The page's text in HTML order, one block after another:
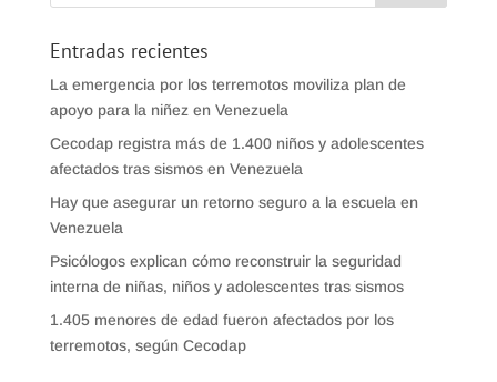
Entradas recientes
La emergencia por los terremotos moviliza plan de
apoyo para la niñez en Venezuela
Cecodap registra más de 1.400 niños y adolescentes
afectados tras sismos en Venezuela
Hay que asegurar un retorno seguro a la escuela en
Venezuela
Psicólogos explican cómo reconstruir la seguridad
interna de niñas, niños y adolescentes tras sismos
1.405 menores de edad fueron afectados por los
terremotos, según Cecodap